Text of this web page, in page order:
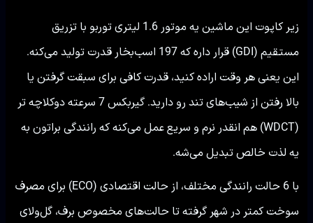
زیر کاپوت این ماشین یه موتور 1.6 لیتری توربو با تزریق
مستقیم (GDI) قرار داره که 197 اسب‌بخار قدرت تولید می‌کنه.
این یعنی هر وقت اراده کنید، قدرت کافی برای سبقت گرفتن یا
بالا رفتن از شیب‌های تند رو دارید. گیربکس 7 سرعته دوکلاچه تر
(WDCT) هم انقدر نرم و سریع عمل می‌کنه که رانندگی براتون به
یه لذت خالص تبدیل می‌شه.
با 6 حالت رانندگی مختلف، از حالت اقتصادی (ECO) برای مصرف
سوخت کمتر در شهر گرفته تا حالت‌های مخصوص برف، گل‌ولای